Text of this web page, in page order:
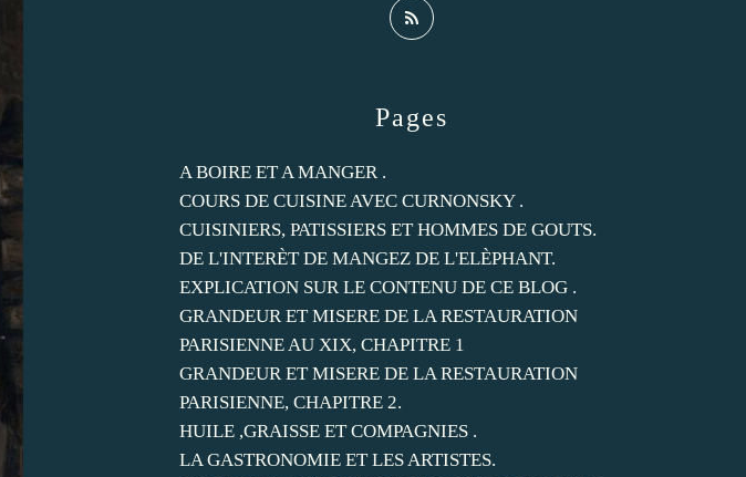
Pages
A BOIRE ET A MANGER .
COURS DE CUISINE AVEC CURNONSKY .
CUISINIERS, PATISSIERS ET HOMMES DE GOUTS.
DE L'INTERÈT DE MANGEZ DE L'ELÈPHANT.
EXPLICATION SUR LE CONTENU DE CE BLOG .
GRANDEUR ET MISERE DE LA RESTAURATION
PARISIENNE AU XIX, CHAPITRE 1
GRANDEUR ET MISERE DE LA RESTAURATION
PARISIENNE, CHAPITRE 2.
HUILE ,GRAISSE ET COMPAGNIES .
LA GASTRONOMIE ET LES ARTISTES.